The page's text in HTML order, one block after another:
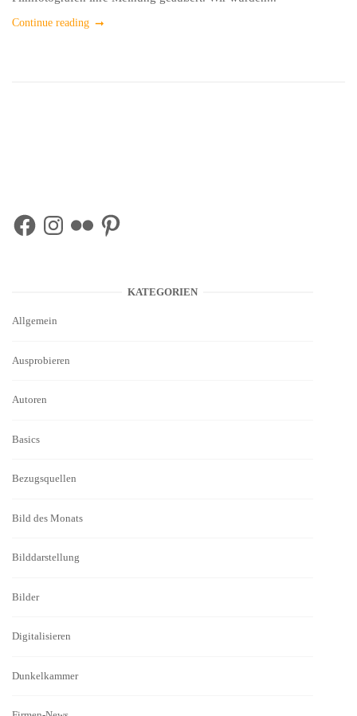
Continue reading
FacebookInstagram
Flickr Pinterest
KATEGORIEN
Allgemein
Ausprobieren
Autoren
Basics
Bezugsquellen
Bild des Monats
Bilddarstellung
Bilder
Digitalisieren
Dunkelkammer